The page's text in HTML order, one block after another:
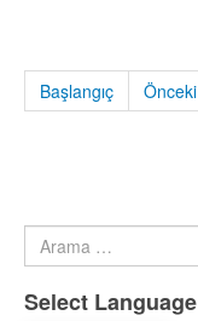
Başlangıç Önceki
Arama
Select Language